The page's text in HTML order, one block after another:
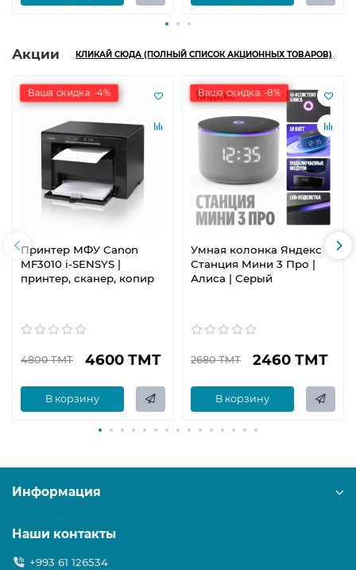
Акции КЛИКАЙ СЮДА (ПОЛНЫЙ СПИСОК АКЦИОННЫХ ТОВАРОВ)
Ваша скидка: -4%
Принтер МФУ Canon
MF3010 i-SENSYS |
принтер, сканер, копир
4800 ТМТ 4600 ТМТ
В корзину
Ваша скидка: -8%
Умная колонка Яндекс
Станция Мини 3 Про |
Алиса | Серый
2680 ТМТ 2460 ТМТ
В корзину
Информация
Наши контакты
+993 61 126534